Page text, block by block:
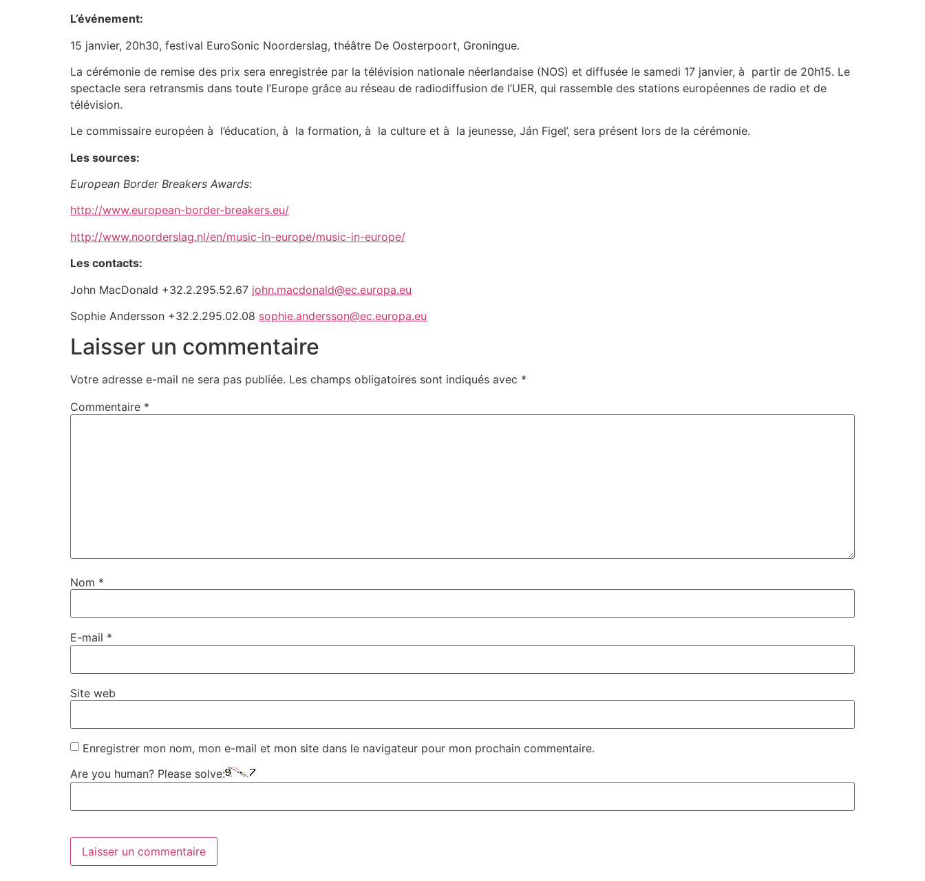
L’événement:
15 janvier, 20h30, festival EuroSonic Noorderslag, théâtre De Oosterpoort, Groningue.
La cérémonie de remise des prix sera enregistrée par la télévision nationale néerlandaise (NOS) et diffusée le samedi 17 janvier, à partir de 20h15. Le
spectacle sera retransmis dans toute l’Europe grâce au réseau de radiodiffusion de l’UER, qui rassemble des stations européennes de radio et de
télévision.
Le commissaire européen à l’éducation, à la formation, à la culture et à la jeunesse, Ján Figel’, sera présent lors de la cérémonie.
Les sources:
European Border Breakers Awards:
http://www.european-border-breakers.eu/
http://www.noorderslag.nl/en/music-in-europe/music-in-europe/
Les contacts:
John MacDonald +32.2.295.52.67 john.macdonald@ec.europa.eu
Sophie Andersson +32.2.295.02.08 sophie.andersson@ec.europa.eu
Laisser un commentaire
Votre adresse e-mail ne sera pas publiée. Les champs obligatoires sont indiqués avec *
Commentaire *
Nom *
E-mail *
Site web
Enregistrer mon nom, mon e-mail et mon site dans le navigateur pour mon prochain commentaire.
Are you human? Please solve: